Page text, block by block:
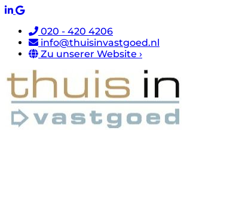
020 - 420 4206
info@thuisinvastgoed.nl
Zu unserer Website ›